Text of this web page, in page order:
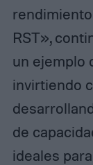
RST»,
un ejemplo
invirtiendo
de
ideales